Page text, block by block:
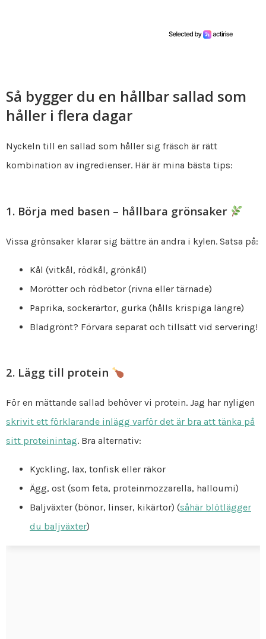
Så bygger du en hållbar sallad som
håller i flera dagar
Nyckeln till en sallad som håller sig fräsch är rätt
kombination av ingredienser. Här är mina bästa tips:
1. Börja med basen – hållbara grönsaker
Vissa grönsaker klarar sig bättre än andra i kylen. Satsa på:
Kål (vitkål, rödkål, grönkål)
Morötter och rödbetor (rivna eller tärnade)
Paprika, sockerärtor, gurka (hålls krispiga längre)
Bladgrönt? Förvara separat och tillsätt vid servering!
2. Lägg till protein
För en mättande sallad behöver vi protein. Jag har nyligen
skrivit ett förklarande inlägg varför det är bra att tänka på
sitt proteinintag. Bra alternativ:
Kyckling, lax, tonfisk eller räkor
Ägg, ost (som feta, proteinmozzarella, halloumi)
Baljväxter (bönor, linser, kikärtor) (såhär blötlägger
du baljväxter)